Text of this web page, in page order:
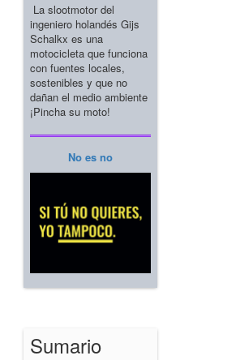
La slootmotor del
ingeniero holandés Gijs
Schalkx es una
motocicleta que funciona
con fuentes locales,
sostenibles y que no
dañan el medio ambiente
¡Pincha su moto!
No es no
Sumario